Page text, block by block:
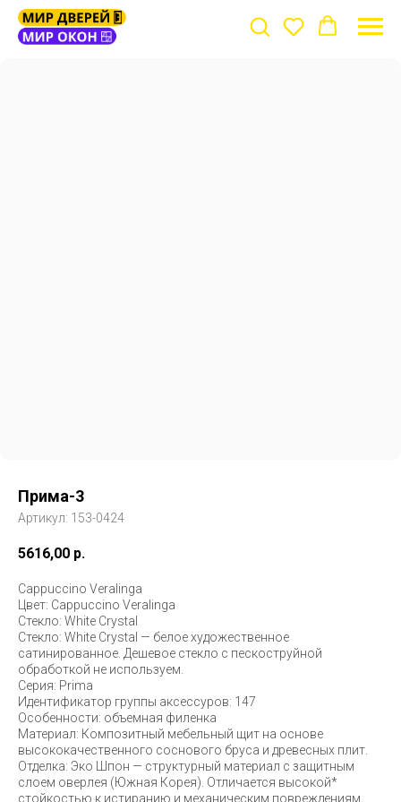
Прима-3
Артикул: 153-0424
5616,00 р.
Cappuccino Veralinga
Цвет: Cappuccino Veralinga
Стекло: White Сrystal
Стекло: White Сrystal — белое художественное
сатинированное. Дешевое стекло с пескоструйной
обработкой не используем.
Серия: Prima
Идентификатор группы аксессуров: 147
Особенности: объемная филенка
Материал: Композитный мебельный щит на основе
высококачественного соснового бруса и древесных плит.
Отделка: Эко Шпон — структурный материал с защитным
слоем оверлея (Южная Корея). Отличается высокой*
стойкостью к истиранию и механическим повреждениям.